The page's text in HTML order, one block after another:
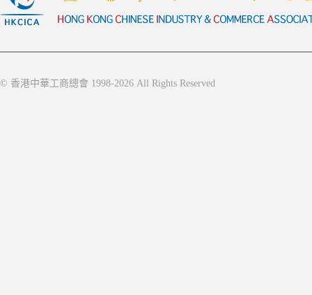
© 香港中華工商總會 1998-2026 All Rights Reserved